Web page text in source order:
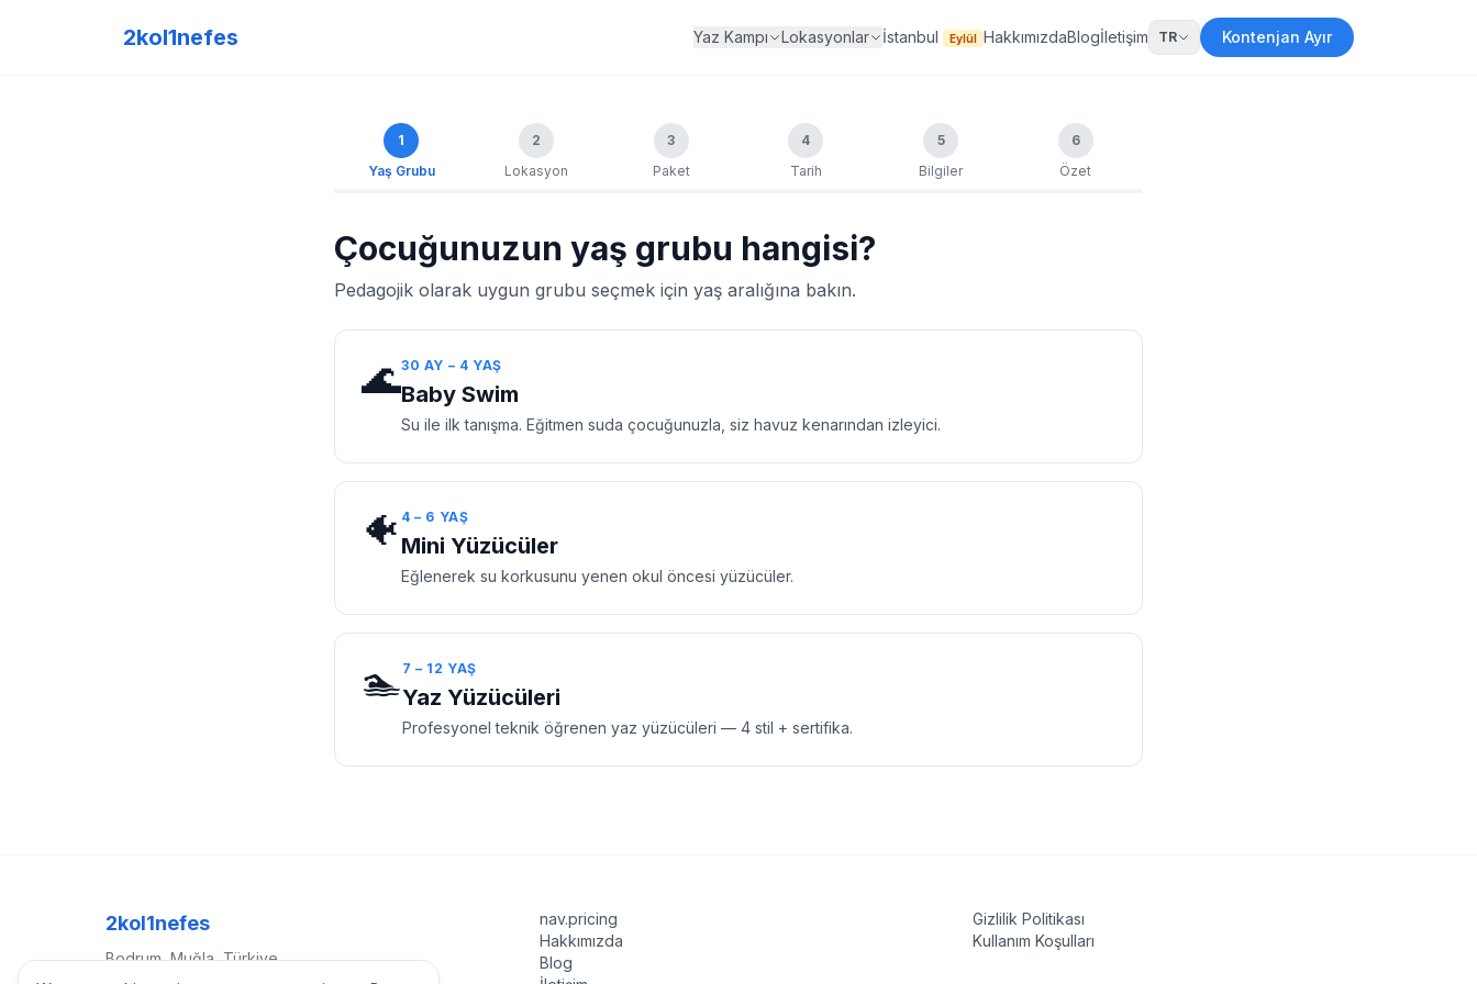
2kol1nefes Yaz Kampı Lokasyonlar İstanbul Eylül HakkımızdaBlogİletişim TR Kontenjan Ayır
1
Yaş Grubu
2
Lokasyon
3
Paket
4
Tarih
5
Bilgiler
6
Özet
Çocuğunuzun yaş grubu hangisi?
Pedagojik olarak uygun grubu seçmek için yaş aralığına bakın.
🌊30 AY – 4 YAŞ
Baby Swim
Su ile ilk tanışma. Eğitmen suda çocuğunuzla, siz havuz kenarından izleyici.
🐠 4 – 6 YAŞ
Mini Yüzücüler
Eğlenerek su korkusunu yenen okul öncesi yüzücüler.
🏊 7 – 12 YAŞ
Yaz Yüzücüleri
Profesyonel teknik öğrenen yaz yüzücüleri — 4 stil + sertifika.
2kol1nefes
Bodrum, Muğla, Türkiye
nav.pricing
Hakkımızda
Blog
Gizlilik Politikası
Kullanım Koşulları